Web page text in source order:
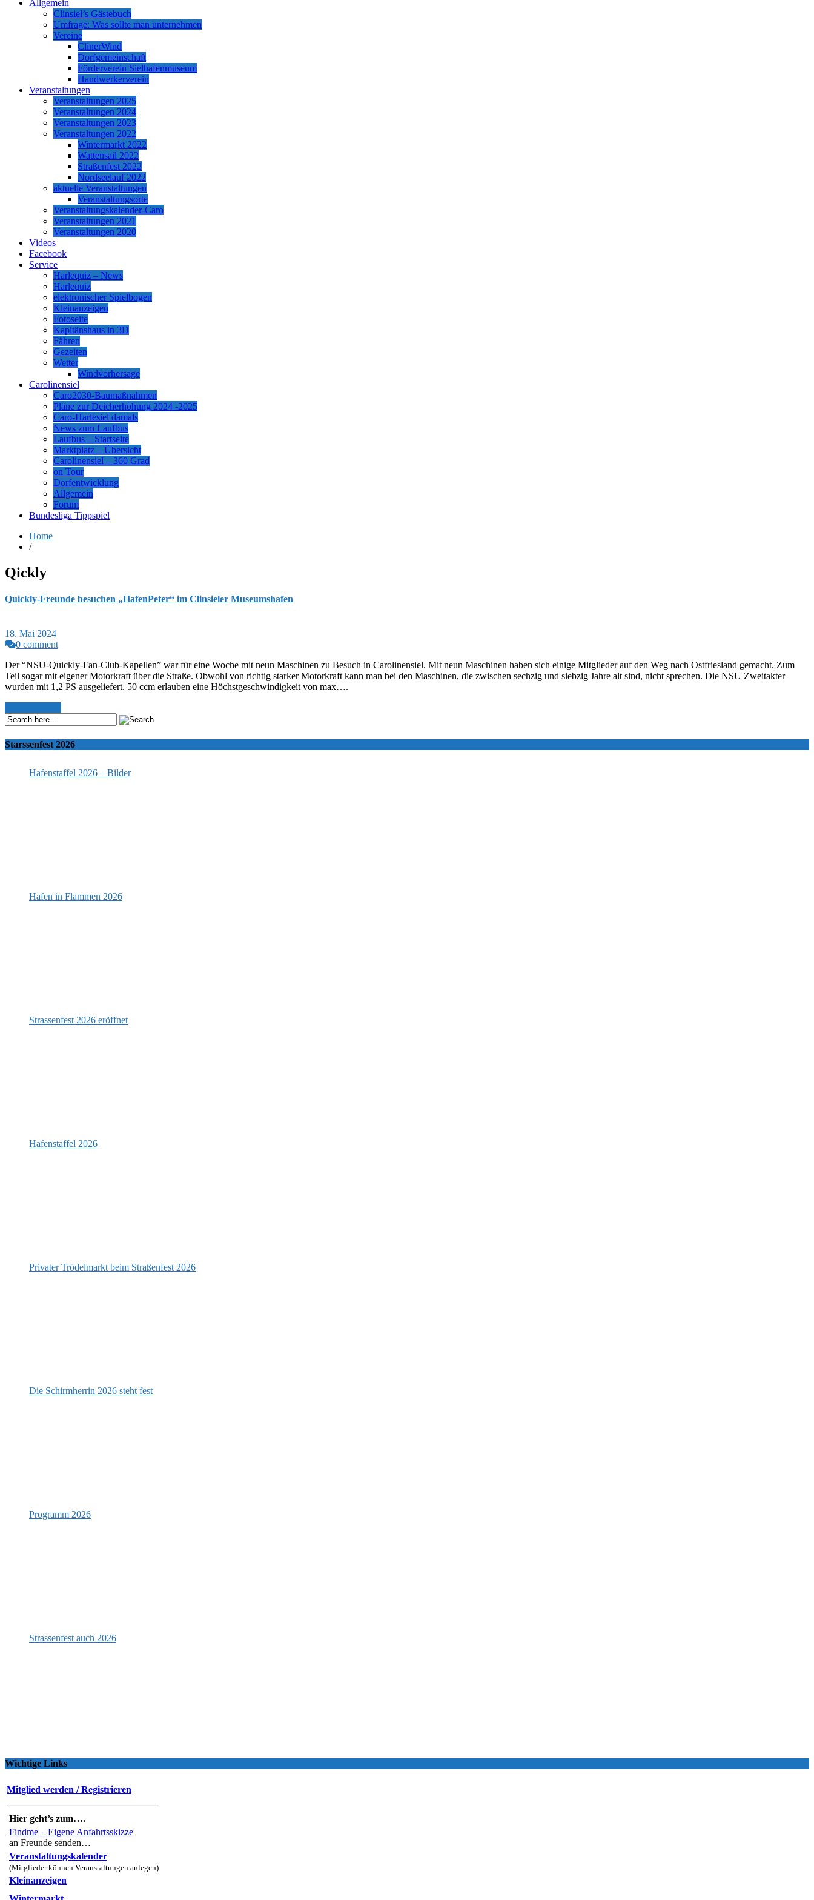
Allgemein
Clinsiel’s Gästebuch
Umfrage: Was sollte man unternehmen
Vereine
ClinerWind
Dorfgemeinschaft
Förderverein Sielhafenmuseum
Handwerkerverein
Veranstaltungen
Veranstaltungen 2025
Veranstaltungen 2024
Veranstaltungen 2023
Veranstaltungen 2022
Wintermarkt 2022
Wattensail 2022
Straßenfest 2022
Nordseelauf 2022
aktuelle Veranstaltungen
Veranstaltungsorte
Veranstaltungskalender-Caro
Veranstaltungen 2021
Veranstaltungen 2020
Videos
Facebook
Service
Harlequiz – News
Harlequiz
elektronischer Spielbogen
Kleinanzeigen
Fotoseite
Kapitänshaus in 3D
Fähren
Gezeiten
Wetter
Windvorhersage
Carolinensiel
Caro2030-Baumaßnahmen
Pläne zur Deicherhöhung 2024 -2025
Caro-Harlesiel damals
News zum Laufbus
Laufbus – Startseite
Marktplatz – Übersicht
Carolinensiel – 360 Grad
on Tour
Dorfentwicklung
Allgemein
Forum
Bundesliga Tippspiel
Home
/
Qickly
Quickly-Freunde besuchen „HafenPeter“ im Clinsieler Museumshafen
18. Mai 2024
0 comment
Der “NSU-Quickly-Fan-Club-Kapellen” war für eine Woche mit neun Maschinen zu Besuch in Carolinensiel. Mit neun Maschinen haben sich einige Mitglieder auf den Weg nach Ostfriesland gemacht. Zum
Teil sogar mit eigener Motorkraft über die Straße. Obwohl von richtig starker Motorkraft kann man bei den Maschinen, die zwischen sechzig und siebzig Jahre alt sind, nicht sprechen. Die NSU Zweitakter
wurden mit 1,2 PS ausgeliefert. 50 ccm erlauben eine Höchstgeschwindigkeit von max….
Starssenfest 2026
Hafenstaffel 2026 – Bilder
Hafen in Flammen 2026
Strassenfest 2026 eröffnet
Hafenstaffel 2026
Privater Trödelmarkt beim Straßenfest 2026
Die Schirmherrin 2026 steht fest
Programm 2026
Strassenfest auch 2026
Wichtige Links
Mitglied werden / Registrieren
Hier geht’s zum….
Findme – Eigene Anfahrtsskizze
an Freunde senden…
Veranstaltungskalender
(Mitglieder können Veranstaltungen anlegen)
Kleinanzeigen